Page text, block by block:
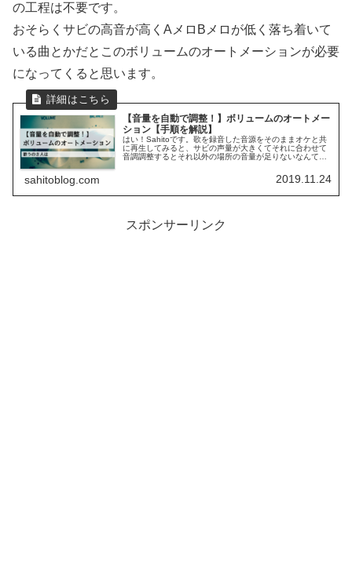
の工程は不要です。
おそらくサビの高音が高くAメロBメロが低く落ち着いて
いる曲とかだとこのボリュームのオートメーションが必要
になってくると思います。
【音量を自動で調整！】ボリュームのオートメー
ション【手順を解説】
はい！Sahitoです。歌を録音した音源をそのままオケと共
に再生してみると、サビの声量が大きくてそれに合わせて
音調調整するとそれ以外の場所の音量が足りないなんて問
sahitoblog.com 2019.11.24
スポンサーリンク